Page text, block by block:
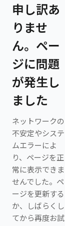
申し訳あ
りませ
ん。ペー
ジに問題
が発生し
ました
ネットワークの
不安定やシステ
ムエラーによ
り、ページを正
常に表示できま
せんでした。ペ
ージを更新する
か、しばらくし
てから再度お試